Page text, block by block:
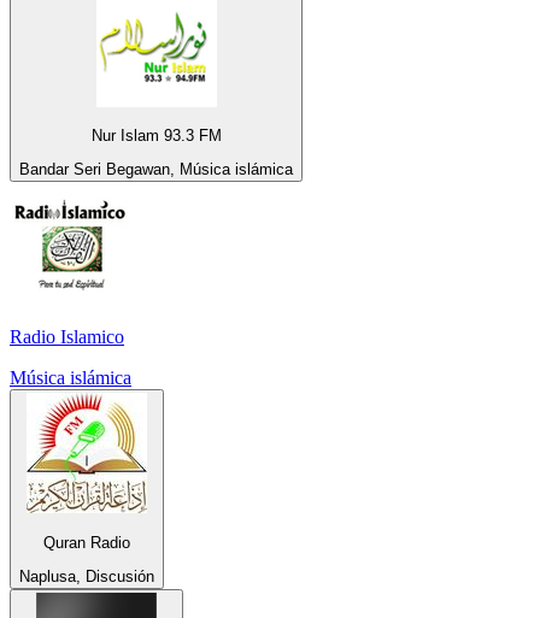
Nur Islam 93.3 FM
Bandar Seri Begawan, Música islámica
Radio Islamico
Música islámica
Quran Radio
Naplusa, Discusión